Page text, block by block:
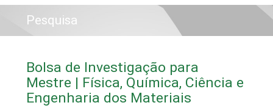
Pesquisa
Bolsa de Investigação para
Mestre | Física, Química, Ciência e
Engenharia dos Materiais